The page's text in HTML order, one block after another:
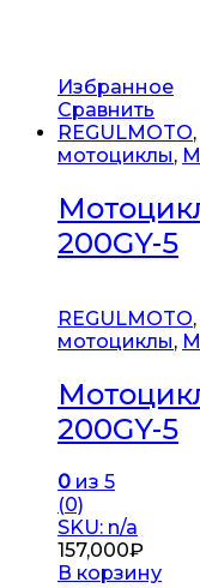
Избранное
Сравнить
REGULMOTO,
мотоциклы,
200GY-5
REGULMOTO,
мотоциклы,
200GY-5
0 из 5
(0)
SKU: n/a
157,000₽
В корзину